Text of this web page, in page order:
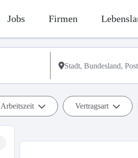
Jobs Firmen
Arbeitszeit Vertragsart